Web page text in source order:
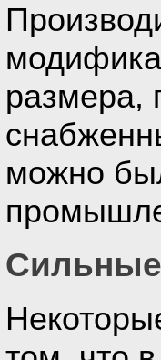
размера,
можно